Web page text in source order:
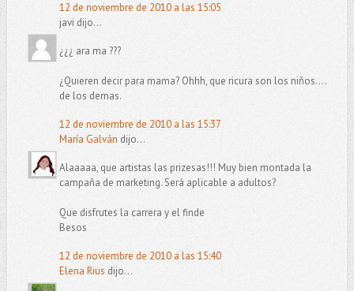
12 de noviembre de 2010 a las 15:05
javi dijo...
¿¿¿ ara ma ???
¿Quieren decir para mama? Ohhh, que ricura son los niños....
de los demas.
12 de noviembre de 2010 a las 15:37
María Galván dijo...
Alaaaaa, que artistas las prizesas!!! Muy bien montada la
campaña de marketing. Será aplicable a adultos?
Que disfrutes la carrera y el finde
Besos
12 de noviembre de 2010 a las 15:40
Elena Rius dijo...